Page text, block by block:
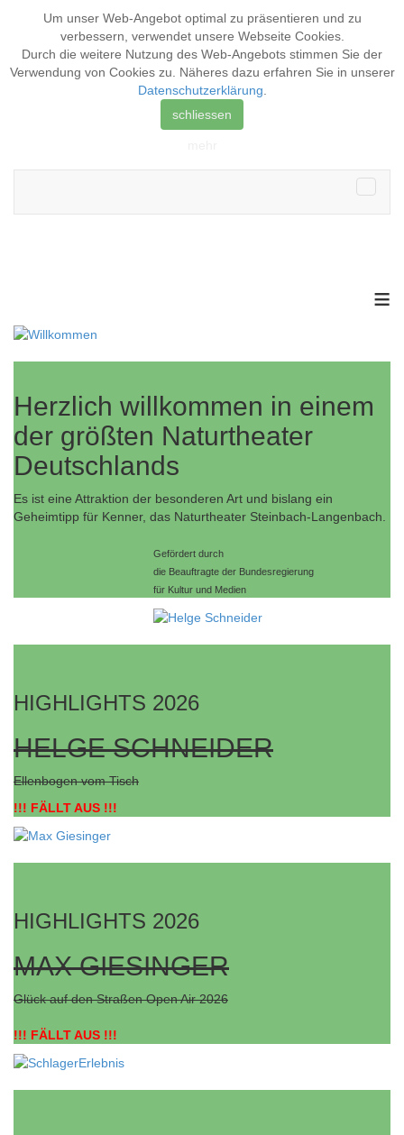
Um unser Web-Angebot optimal zu präsentieren und zu
verbessern, verwendet unsere Webseite Cookies.
Durch die weitere Nutzung des Web-Angebots stimmen Sie der
Verwendung von Cookies zu. Näheres dazu erfahren Sie in unserer
Datenschutzerklärung
schliessen
≡
Herzlich willkommen in einem
der größten Naturtheater
Deutschlands
Es ist eine Attraktion der besonderen Art und bislang ein
Geheimtipp für Kenner, das Naturtheater Steinbach-Langenbach.
Gefördert durch
die Beauftragte der Bundesregierung
für Kultur und Medien
HIGHLIGHTS 2026
HELGE SCHNEIDER
Ellenbogen vom Tisch
!!! FÄLLT AUS !!!
HIGHLIGHTS 2026
MAX GIESINGER
Glück auf den Straßen Open Air 2026
!!! FÄLLT AUS !!!